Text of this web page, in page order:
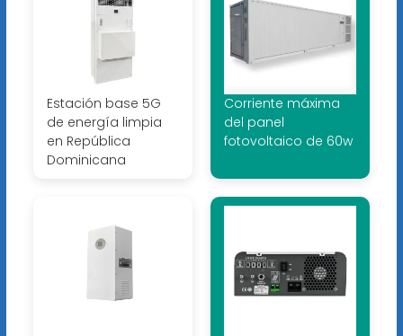
Estación base 5G
de energía limpia
en República
Dominicana
Corriente máxima
del panel
fotovoltaico de 60w